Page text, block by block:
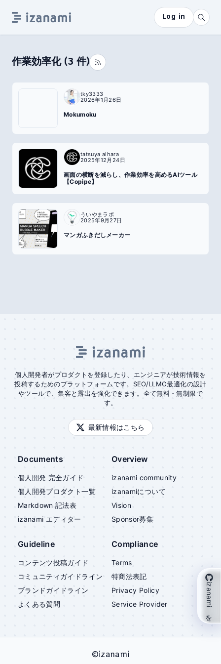
Log in
作業効率化(3 件)
tky3333
2026年1月26日
Mokumoku
tatsuya aihara
2025年12月24日
画面の横断を減らし、作業効率を高めるAIツール
【Copipe】
ういやまラボ
2025年9月27日
マンガふきだしメーカー
個人開発者がプロダクトを登録したり、エンジニアが技術情報を
投稿するためのプラットフォームです。SEO/LLMO最適化の設計
やツールで、集客と露出を強化できます。全て無料・無制限で
す。
最新情報はこちら
Documents
個人開発 完全ガイド
個人開発プロダクト一覧
Markdown 記法表
izanami エディター
Overview
izanami community
izanamiについて
Vision
Sponsor募集
Guideline
コンテンツ投稿ガイド
コミュニティガイドライン
ブランドガイドライン
よくある質問
Compliance
Terms
特商法表記
Privacy Policy
Service Provider
©izanami
izanami を支援